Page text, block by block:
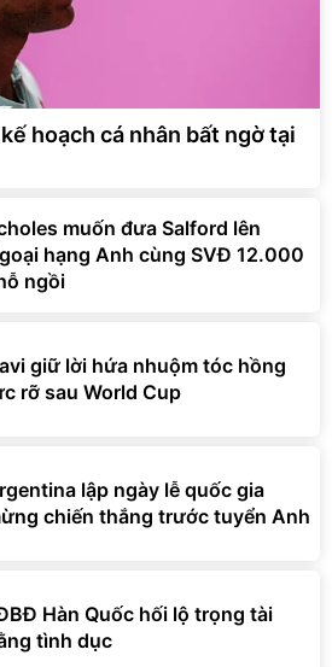
hoạch cá nhân bất ngờ tại
muốn đưa Salford lên
hạng Anh cùng SVĐ 12.000
ngồi
giữ lời hứa nhuộm tóc hồng
rỡ sau World Cup
lập ngày lễ quốc gia
chiến thắng trước tuyển Anh
Hàn Quốc hối lộ trọng tài
tình dục